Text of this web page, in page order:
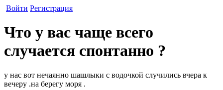
Войти Регистрация
Что у вас чаще всего
случается спонтанно ?
у нас вот нечаянно шашлыки с водочкой случились вчера к
вечеру .на берегу моря .